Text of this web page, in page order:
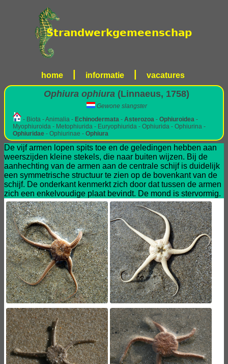
home informatie vacatures
Ophiura ophiura (Linnaeus, 1758)
Gewone slangster
- Biota - Animalia - Echinodermata - Asterozoa - Ophiuroidea -
Myophiuroida - Metophiurida - Euryophiurida - Ophiurida - Ophiurina -
Ophiuridae - Ophiurinae - Ophiura
De vijf armen lopen spits toe en de geledingen hebben aan
weerszijden kleine stekels, die naar buiten wijzen. Bij de
aanhechting van de armen aan de centrale schijf is duidelijk
een symmetrische structuur te zien op de bovenkant van de
schijf. De onderkant kenmerkt zich door dat tussen de armen
zich een enkelvoudige plaat bevindt. De mond is stervormig.